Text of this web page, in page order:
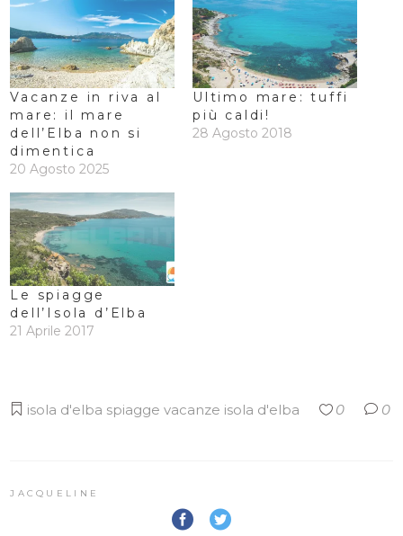
Vacanze in riva al
mare: il mare
dell’Elba non si
dimentica
20 Agosto 2025
Ultimo mare: tuffi
più caldi!
28 Agosto 2018
Le spiagge
dell’Isola d’Elba
21 Aprile 2017
isola d'elba spiagge vacanze isola d'elba 0 0
JACQUELINE